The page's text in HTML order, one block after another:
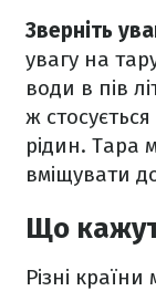
Зверніть
увагу на
води в пів
ж
рідин. Тара
вміщувати до
Що
Різні